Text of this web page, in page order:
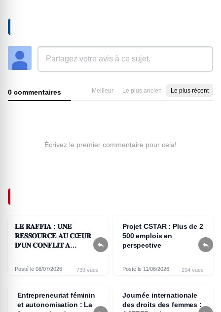
0 commentaires Meilleur Le plus ancien Le plus récent
Écrivez le premier commentaire pour cela!
𝐋𝐄 𝐑𝐀𝐅𝐅𝐈𝐀 : 𝐔𝐍𝐄
𝐑𝐄𝐒𝐒𝐎𝐔𝐑𝐂𝐄 𝐀𝐔 𝐂Œ𝐔𝐑
𝐃'𝐔𝐍 𝐂𝐎𝐍𝐅𝐋𝐈𝐓 𝐀
Posté le 08/07/2026 739 vues

Projet CSTAR : Plus de 2
500 emplois en
perspective
Posté le 11/06/2026 294 vues

Entrepreneuriat féminin
et autonomisation : La
Journée internationale
des droits des femmes :